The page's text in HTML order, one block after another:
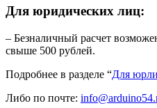
Для юридических лиц:
– Безналичный расчет
свыше 500 рублей.
Подробнее в разделе “Для
Либо по почте: